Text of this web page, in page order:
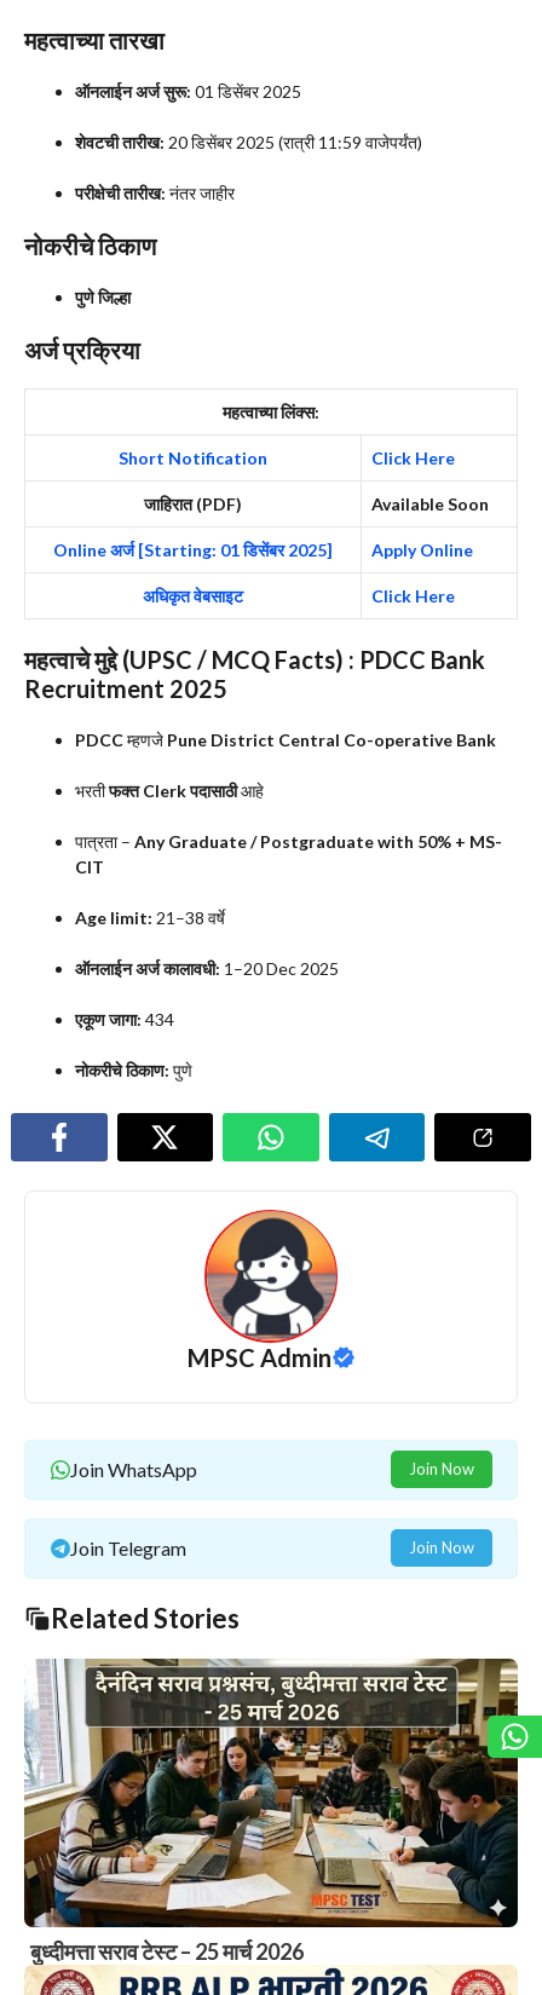
महत्वाच्या तारखा
ऑनलाईन अर्ज सुरू: 01 डिसेंबर 2025
शेवटची तारीख: 20 डिसेंबर 2025 (रात्री 11:59 वाजेपर्यंत)
परीक्षेची तारीख: नंतर जाहीर
नोकरीचे ठिकाण
पुणे जिल्हा
अर्ज प्रक्रिया
महत्वाच्या लिंक्स:
Short Notification Click Here
जाहिरात (PDF) Available Soon
Online अर्ज [Starting: 01 डिसेंबर 2025] Apply Online
अधिकृत वेबसाइट Click Here
महत्वाचे मुद्दे (UPSC / MCQ Facts) : PDCC Bank
Recruitment 2025
PDCCम्हणजे Pune District Central Co-operative Bank
भरतीफक्त Clerk पदासाठीआहे
पात्रता – Any Graduate / Postgraduate with 50% + MS-
CIT
Age limit: 21–38 वर्षे
ऑनलाईन अर्ज कालावधी: 1–20 Dec 2025
एकूण जागा: 434
नोकरीचे ठिकाण: पुणे
MPSC Admin
Join WhatsApp Join Now
Join Telegram Join Now
Related Stories
बुध्दीमत्ता सराव टेस्ट – 25 मार्च 2026